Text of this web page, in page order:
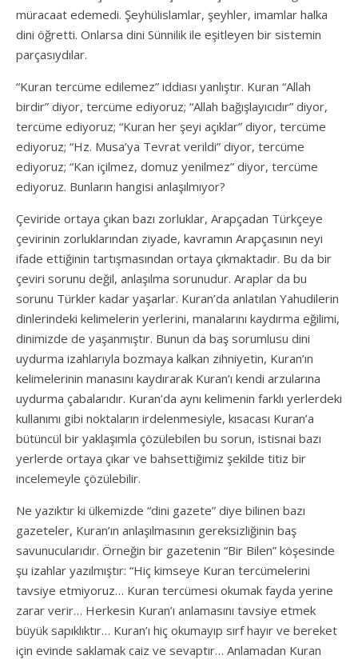
müracaat edemedi. Şeyhülislamlar, şeyhler, imamlar halka
dini öğretti. Onlarsa dini Sünnilik ile eşitleyen bir sistemin
parçasıydılar.
“Kuran tercüme edilemez” iddiası yanlıştır. Kuran “Allah
birdir” diyor, tercüme ediyoruz; “Allah bağışlayıcıdır” diyor,
tercüme ediyoruz; “Kuran her şeyi açıklar” diyor, tercüme
ediyoruz; “Hz. Musa’ya Tevrat verildi” diyor, tercüme
ediyoruz; “Kan içilmez, domuz yenilmez” diyor, tercüme
ediyoruz. Bunların hangisi anlaşılmıyor?
Çeviride ortaya çıkan bazı zorluklar, Arapçadan Türkçeye
çevirinin zorluklarından ziyade, kavramın Arapçasının neyi
ifade ettiğinin tartışmasından ortaya çıkmaktadır. Bu da bir
çeviri sorunu değil, anlaşılma sorunudur. Araplar da bu
sorunu Türkler kadar yaşarlar. Kuran’da anlatılan Yahudilerin
dinlerindeki kelimelerin yerlerini, manalarını kaydırma eğilimi,
dinimizde de yaşanmıştır. Bunun da baş sorumlusu dini
uydurma izahlarıyla bozmaya kalkan zihniyetin, Kuran’ın
kelimelerinin manasını kaydırarak Kuran’ı kendi arzularına
uydurma çabalarıdır. Kuran’da aynı kelimenin farklı yerlerdeki
kullanımı gibi noktaların irdelenmesiyle, kısacası Kuran’a
bütüncül bir yaklaşımla çözülebilen bu sorun, istisnai bazı
yerlerde ortaya çıkar ve bahsettiğimiz şekilde titiz bir
incelemeyle çözülebilir.
Ne yazıktır ki ülkemizde “dini gazete” diye bilinen bazı
gazeteler, Kuran’ın anlaşılmasının gereksizliğinin baş
savunucularıdır. Örneğin bir gazetenin “Bir Bilen” köşesinde
şu izahlar yazılmıştır: “Hiç kimseye Kuran tercümelerini
tavsiye etmiyoruz… Kuran tercümesi okumak fayda yerine
zarar verir… Herkesin Kuran’ı anlamasını tavsiye etmek
büyük sapıklıktır… Kuran’ı hiç okumayıp sırf hayır ve bereket
için evinde saklamak caiz ve sevaptır… Anlamadan Kuran